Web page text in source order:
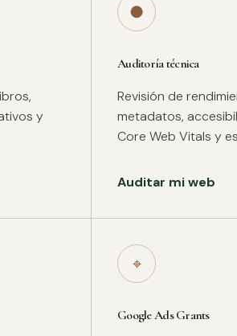
y
●
Auditoría técnica
Revisión de
metadatos,
Core Web Vitals y
Auditar mi web
⌖
Google Ads Grants